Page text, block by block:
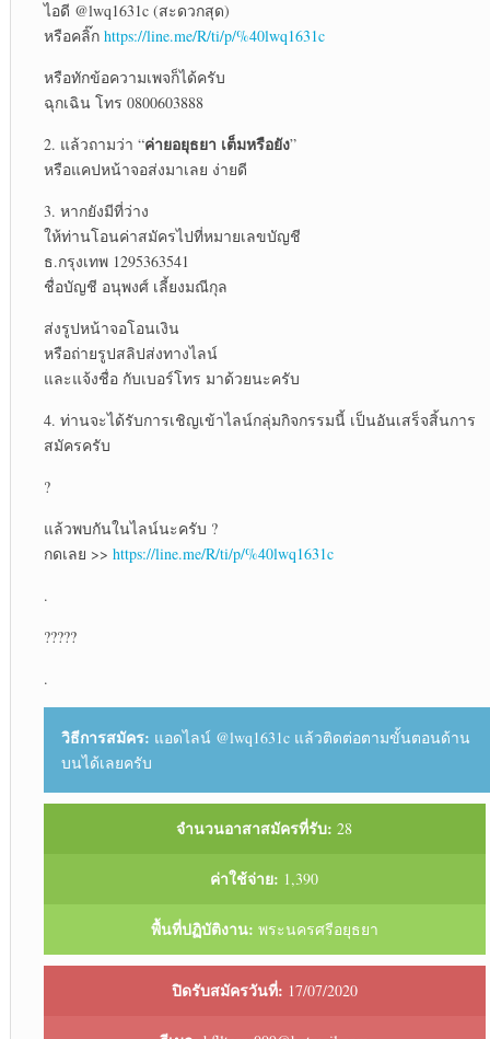
ไอดี @lwq1631c (สะดวกสุด)
หรือคลิ๊ก https://line.me/R/ti/p/%40lwq1631c
หรือทักข้อความเพจก็ได้ครับ
ฉุกเฉิน โทร 0800603888
2. แล้วถามว่า “ค่ายอยุธยา เต็มหรือยัง”
หรือแคปหน้าจอส่งมาเลย ง่ายดี
3. หากยังมีที่ว่าง
ให้ท่านโอนค่าสมัครไปที่หมายเลขบัญชี
ธ.กรุงเทพ 1295363541
ชื่อบัญชี อนุพงศ์ เลี้ยงมณีกุล
ส่งรูปหน้าจอโอนเงิน
หรือถ่ายรูปสลิปส่งทางไลน์
และแจ้งชื่อ กับเบอร์โทร มาด้วยนะครับ
4. ท่านจะได้รับการเชิญเข้าไลน์กลุ่มกิจกรรมนี้ เป็นอันเสร็จสิ้นการ
สมัครครับ
?
แล้วพบกันในไลน์นะครับ ?
กดเลย >> https://line.me/R/ti/p/%40lwq1631c
.
?????
.
วิธีการสมัคร: แอดไลน์ @lwq1631c แล้วติดต่อตามขั้นตอนด้าน
บนได้เลยครับ
จำนวนอาสาสมัครที่รับ: 28
ค่าใช้จ่าย: 1,390
พื้นที่ปฏิบัติงาน: พระนครศรีอยุธยา
ปิดรับสมัครวันที่: 17/07/2020